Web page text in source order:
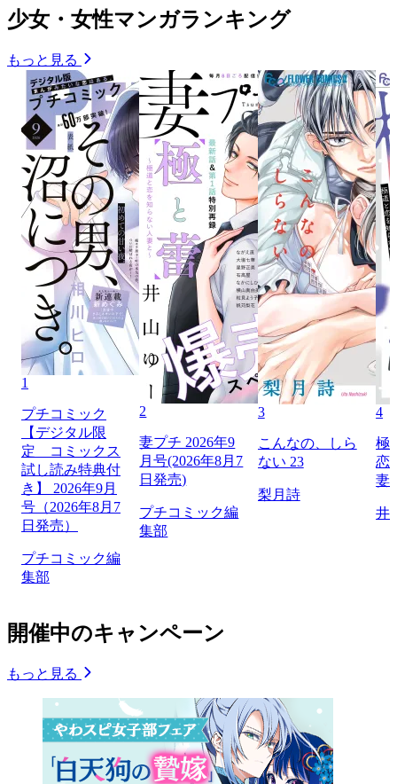
少女・女性マンガランキング
もっと見る
1
プチコミック
【デジタル限
定 コミックス
試し読み特典付
き】 2026年9月
号（2026年8月7
日発売）
プチコミック編
集部
2
妻プチ 2026年9
月号(2026年8月7
日発売)
プチコミック編
集部
3
こんなの、しら
ない 23
梨月詩
4
極
恋
妻
井
開催中のキャンペーン
もっと見る